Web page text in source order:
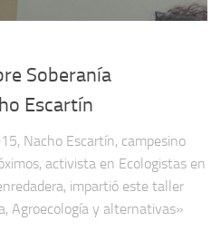
Soberanía
Escartín
Nacho Escartín, campesino
activista en Ecologistas en
impartió este taller
Agroecología y alternativas»